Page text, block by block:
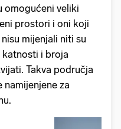
omogućeni veliki
prostori i oni koji
mijenjali niti su
katnosti i broja
Takva područja
za